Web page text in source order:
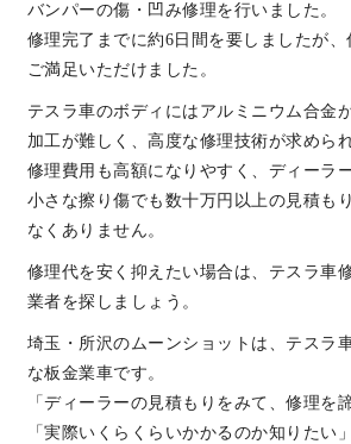
バンパーの傷・凹み修理を行いました。
修理完了までに約6日間を要しましたが、
ご満足いただけました。
テスラ車のボディにはアルミニウム合金
加工が難しく、高度な修理技術が求められ
修理費用も高額になりやすく、ディーラ
小さな擦り傷でも数十万円以上の見積も
なくありません。
修理代を安く抑えたい場合は、テスラ車
業者を探しましょう。
埼玉・所沢のムーンショットは、テスラ
な板金業車です。
「ディーラーの見積もりをみて、修理を
「実際いくらくらいかかるのか知りたい」